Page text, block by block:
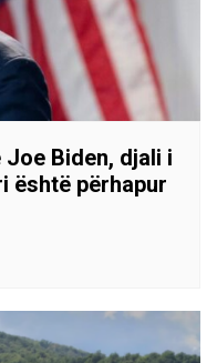
Biden, djali i
është përhapur